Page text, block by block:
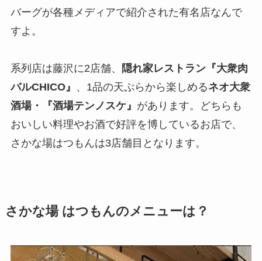
バーグが各種メディアで紹介された有名店なんで
すよ。
系列店は藤沢に2店舗、
隠れ家レストラン『大衆肉
バルCHICO』 、1品の天ぷらから楽しめるネオ大衆
酒場・『酒場テンノスケ』 があります。どちらも
おいしい料理やお酒で好評を博しているお店で、
さかな場はつもんは3店舗目となります。
さかな場 はつもんのメニューは？